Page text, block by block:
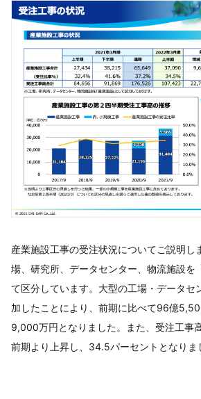
産業施設工事の受注状況についてご説明し
場、研究所、データセンター、物流施設を
て区分しています。大型の工場・データセ
加したことにより、前期に比べて96億
9,000万円となりました。また、受注工事
前期より上昇し、34.5パーセントとなりま